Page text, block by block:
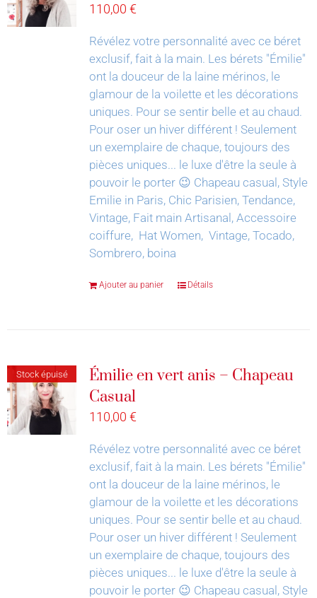
110,00 €
Révélez votre personnalité avec ce béret
exclusif, fait à la main. Les bérets "Émilie"
ont la douceur de la laine mérinos, le
glamour de la voilette et les décorations
uniques. Pour se sentir belle et au chaud.
Pour oser un hiver différent ! Seulement
un exemplaire de chaque, toujours des
pièces uniques... le luxe d'être la seule à
pouvoir le porter 😉 Chapeau casual, Style
Emilie in Paris, Chic Parisien, Tendance,
Vintage, Fait main Artisanal, Accessoire
coiffure, Hat Women, Vintage, Tocado,
Sombrero, boina
Ajouter au panier Détails
Stock épuisé
Émilie en vert anis – Chapeau
Casual
110,00 €
Révélez votre personnalité avec ce béret
exclusif, fait à la main. Les bérets "Émilie"
ont la douceur de la laine mérinos, le
glamour de la voilette et les décorations
uniques. Pour se sentir belle et au chaud.
Pour oser un hiver différent ! Seulement
un exemplaire de chaque, toujours des
pièces uniques... le luxe d'être la seule à
pouvoir le porter 😉 Chapeau casual, Style